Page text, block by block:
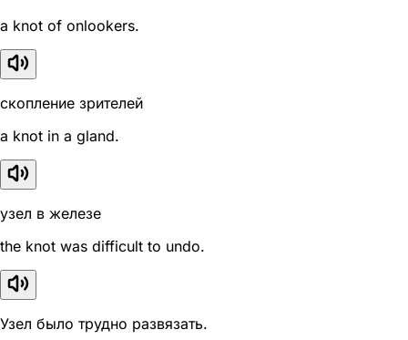
a knot of onlookers.
скопление зрителей
a knot in a gland.
узел в железе
the knot was difficult to undo.
Узел было трудно развязать.